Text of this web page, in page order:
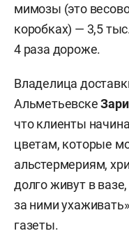
мимозы (это
коробках) — 3,5
4 раза дороже.
Владелица
Альметьевске
что клиенты
цветам, которые
альстермериям,
долго живут в
за ними
газеты.